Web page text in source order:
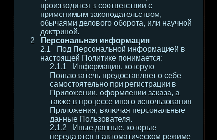
производится в соответствии с
применимым законодательством,
обычаями делового оборота, или научной
доктриной.
Персональная информация
Под Персональной информацией в
настоящей Политике понимается:
Информация, которую
Пользователь предоставляет о себе
самостоятельно при регистрации в
Приложении, оформлении заказа, а
также в процессе иного использования
Приложения, включая персональные
данные Пользователя.
Иные данные, которые
передаются в автоматическом режиме